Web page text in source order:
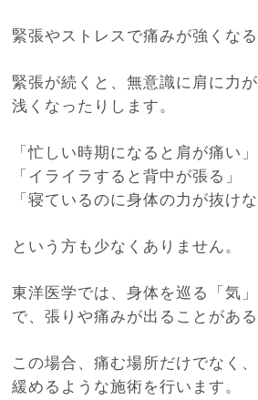
緊張やストレスで痛みが強くな
緊張が続くと、無意識に肩に力
浅くなったりします。
「忙しい時期になると肩が痛い」
「イライラすると背中が張る」
「寝ているのに身体の力が抜けな
という方も少なくありません。
東洋医学では、身体を巡る「気
で、張りや痛みが出ることがある
この場合、痛む場所だけでなく
緩めるような施術を行います。